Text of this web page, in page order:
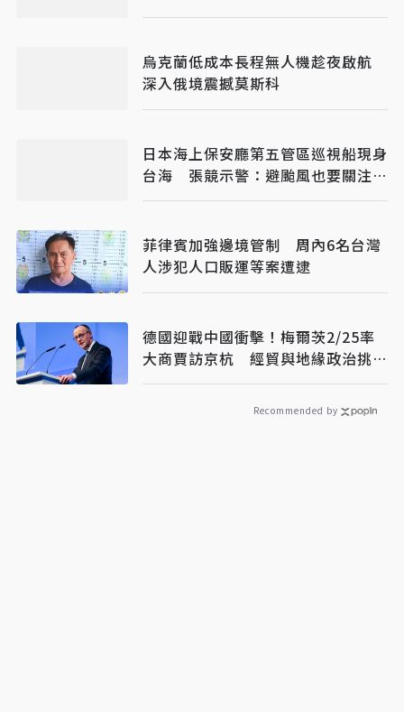
烏克蘭低成本長程無人機趁夜啟航
深入俄境震撼莫斯科
日本海上保安廳第五管區巡視船現身
台海 張競示警：避颱風也要關注航
行動向
菲律賓加強邊境管制 周內6名台灣
人涉犯人口販運等案遭逮
德國迎戰中國衝擊！梅爾茨2/25率
大商賈訪京杭 經貿與地緣政治挑戰
並行
Recommended by